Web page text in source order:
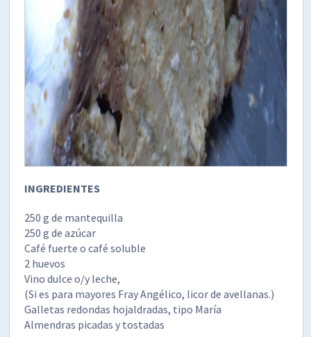
INGREDIENTES
250 g de mantequilla
250 g de azúcar
Café fuerte o café soluble
2 huevos
Vino dulce o/y leche,
(Si es para mayores Fray Angélico, licor de avellanas.)
Galletas redondas hojaldradas, tipo María
Almendras picadas y tostadas